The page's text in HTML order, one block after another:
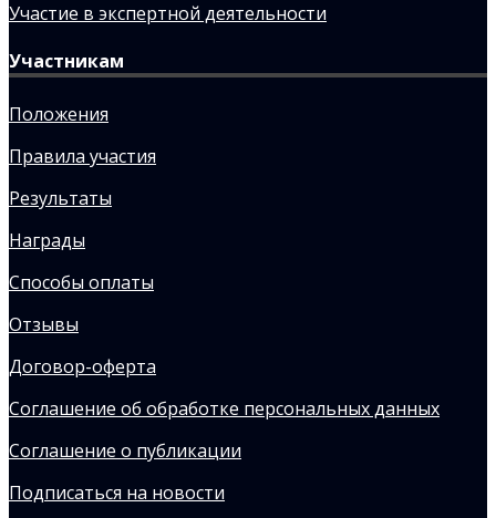
Участие в экспертной деятельности
Участникам
Положения
Правила участия
Результаты
Награды
Способы оплаты
Отзывы
Договор-оферта
Соглашение об обработке персональных данных
Соглашение о публикации
Подписаться на новости